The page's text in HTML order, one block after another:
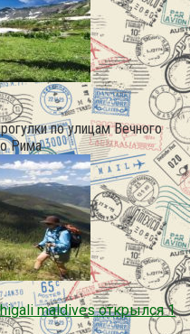
по улицам Вечного
Рима
maldives открылся 1